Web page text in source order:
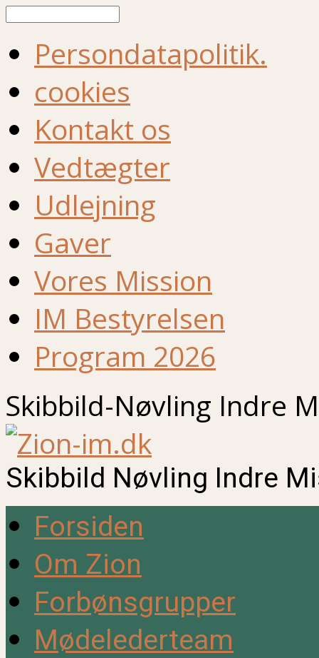
Persondatapolitik.
cookies
Kontakt os
Vedtægter
Udlejning
Gaver
Vores Mission
IM Bestyrelsen
Program 2026
Skibbild-Nøvling Indre
Skibbild Nøvling Indre
Forsiden
Om Zion
Forbønsgrupper
Mødelederteam